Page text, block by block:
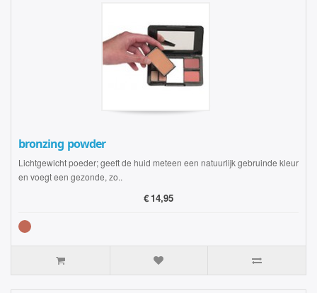
bronzing powder
Lichtgewicht poeder; geeft de huid meteen een natuurlijk gebruinde kleur
en voegt een gezonde, zo..
€ 14,95